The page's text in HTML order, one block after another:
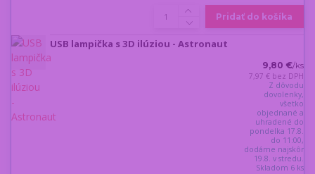
Pridať do košíka
USB lampička s 3D ilúziou - Astronaut
9,80 €/ks
7,97 € bez DPH
Z dôvodu
dovolenky,
všetko
objednané a
uhradené do
pondelka 17.8.
do 11:00,
dodáme najskôr
19.8. v stredu.
Skladom 6 ks